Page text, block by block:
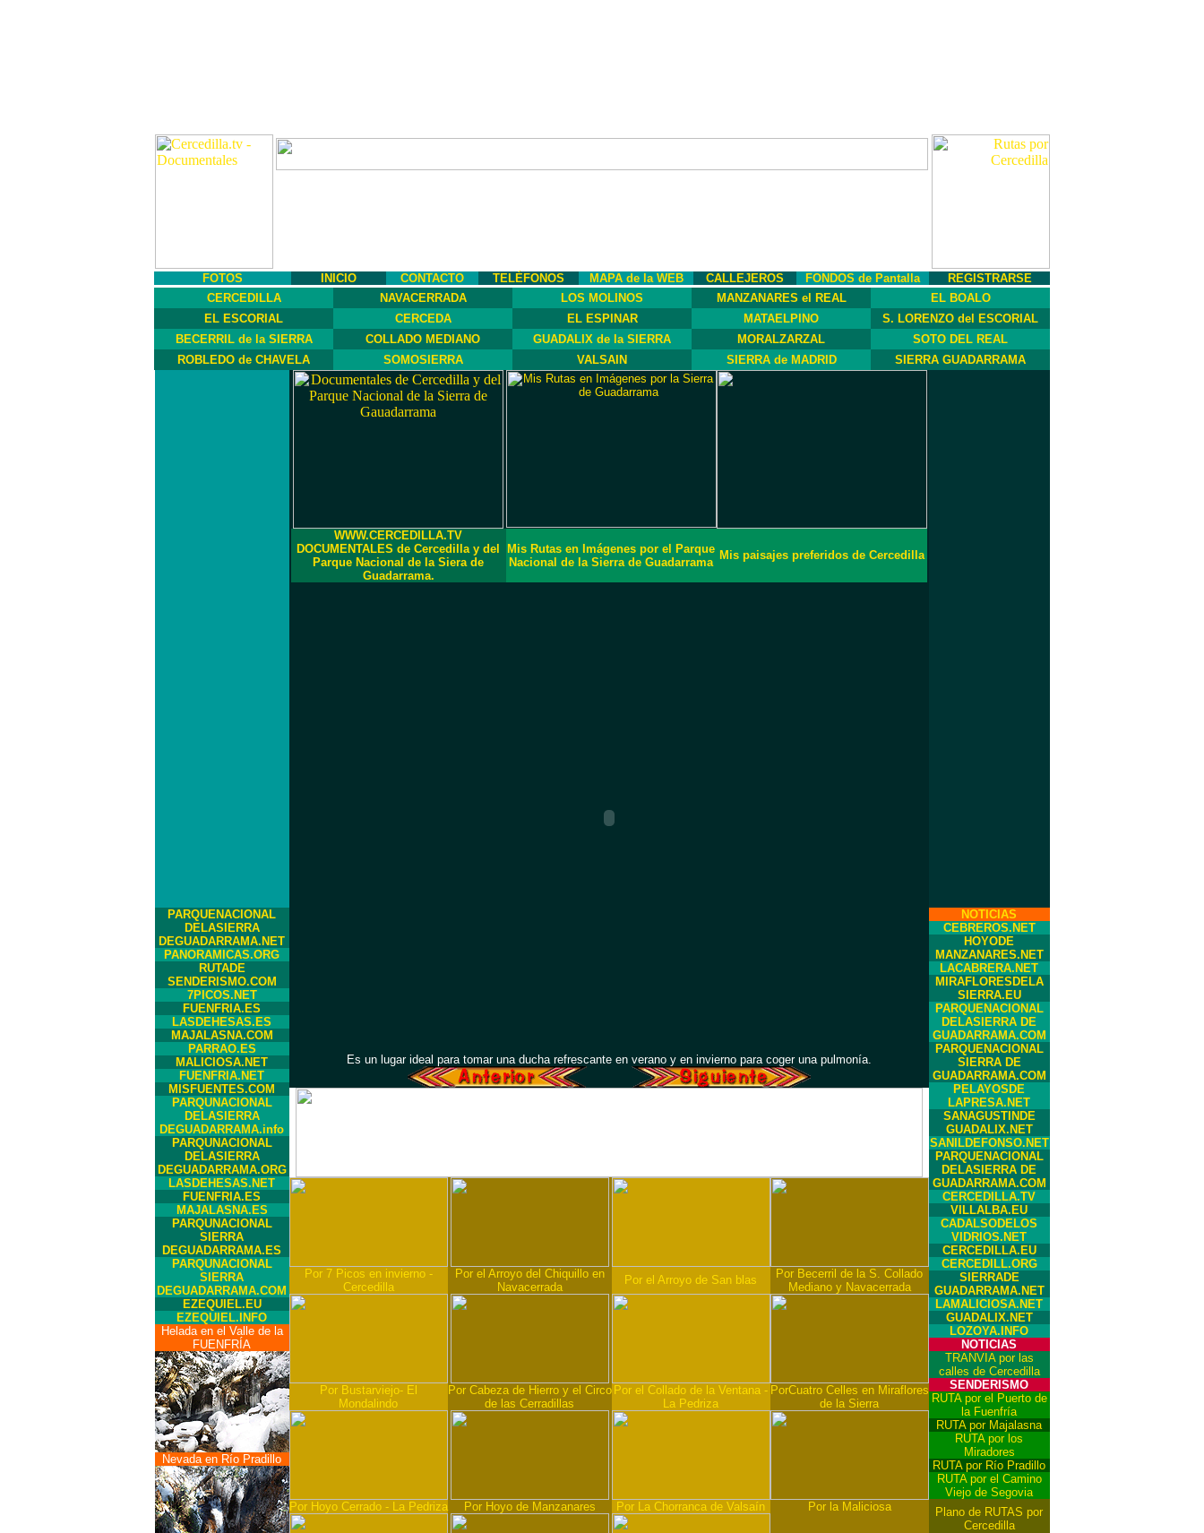
FOTOS INICIO CONTACTO TELÉFONOS MAPA de la WEB CALLEJEROS FONDOS de Pantalla
REGISTRARSE
CERCEDILLA
NAVACERRADA LOS MOLINOS MANZANARES el REAL
EL BOALO
EL ESCORIAL
CERCEDA EL ESPINAR MATAELPINO
S. LORENZO del ESCORIAL
BECERRIL de la SIERRA
COLLADO MEDIANO GUADALIX de la SIERRA MORALZARZAL
SOTO DEL REAL
ROBLEDO de CHAVELA
SOMOSIERRA VALSAIN SIERRA de MADRID SIERRA GUADARRAMA
PARQUENACIONAL
DELASIERRA
DEGUADARRAMA.NET
PANORAMICAS.ORG
RUTADE
SENDERISMO.COM
7PICOS.NET
FUENFRIA.ES
LASDEHESAS.ES
MAJALASNA.COM
PARRAO.ES
MALICIOSA.NET
FUENFRIA.NET
MISFUENTES.COM
PARQUNACIONAL
DELASIERRA
DEGUADARRAMA.info
PARQUNACIONAL
DELASIERRA
DEGUADARRAMA.ORG
LASDEHESAS.NET
FUENFRIA.ES
MAJALASNA.ES
PARQUNACIONAL
SIERRA
DEGUADARRAMA.ES
PARQUNACIONAL
SIERRA
DEGUADARRAMA.COM
EZEQUIEL.EU
EZEQUIEL.INFO
Helada en el Valle de la
FUENFRÍA
Nevada en Río Pradillo
WWW.CERCEDILLA.TV
DOCUMENTALES de Cercedilla y del
Parque Nacional de la Siera de
Guadarrama.
Mis Rutas en Imágenes por el Parque
Nacional de la Sierra de Guadarrama
Mis paisajes preferidos de Cercedilla
Es un lugar ideal para tomar una ducha refrescante en verano y en invierno para coger una pulmonía.
Por 7 Picos en invierno -
Cercedilla
Por el Arroyo del Chiquillo en
Navacerrada
Por el Arroyo de San blas
Por Becerril de la S. Collado
Mediano y Navacerrada
Por Bustarviejo- El
Mondalindo
Por Cabeza de Hierro y el Circo
de las Cerradillas
Por el Collado de la Ventana -
La Pedriza
PorCuatro Celles en Miraflores
de la Sierra
Por Hoyo Cerrado - La Pedriza Por Hoyo de Manzanares Por La Chorranca de Valsaín Por la Maliciosa
NOTICIAS
CEBREROS.NET
HOYODE
MANZANARES.NET
LACABRERA.NET
MIRAFLORESDELA
SIERRA.EU
PARQUENACIONAL
DELASIERRA DE
GUADARRAMA.COM
PARQUENACIONAL
SIERRA DE
GUADARRAMA.COM
PELAYOSDE
LAPRESA.NET
SANAGUSTINDE
GUADALIX.NET
SANILDEFONSO.NET
PARQUENACIONAL
DELASIERRA DE
GUADARRAMA.COM
CERCEDILLA.TV
VILLALBA.EU
CADALSODELOS
VIDRIOS.NET
CERCEDILLA.EU
CERCEDILL.ORG
SIERRADE
GUADARRAMA.NET
LAMALICIOSA.NET
GUADALIX.NET
LOZOYA.INFO
NOTICIAS
TRANVIA por las
calles de Cercedilla
SENDERISMO
RUTA por el Puerto de
la Fuenfría
RUTA por Majalasna
RUTA por los
Miradores
RUTA por Río Pradillo
RUTA por el Camino
Viejo de Segovia
Plano de RUTAS por
Cercedilla